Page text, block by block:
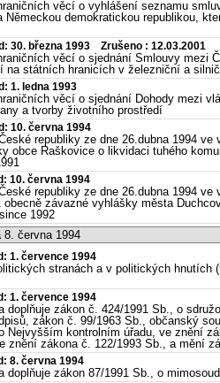
věcí o vyhlášení seznamu
Německou demokratickou republikou,
30. března 1993 Zrušeno : 12.03.2001
věcí o sjednání Smlouvy mezi
na státních hranicích v železniční a
1. ledna 1993
věcí o sjednání Dohody mezi
a tvorby životního prostředí
10. června 1994
republiky ze dne 26.dubna 1994
obce Raškovice o likvidaci tuhého
10. června 1994
republiky ze dne 26.dubna 1994
závazné vyhlášky města
1992
8. června 1994
1. července 1994
stranách a v politických hnutích
1. července 1994
doplňuje zákon č. 424/1991 Sb., o
zákon č. 99/1963 Sb., občanský
Nejvyšším kontrolním úřadu, ve znění
znění zákona č. 122/1993 Sb., a mění
8. června 1994
doplňuje zákon 87/1991 Sb., o